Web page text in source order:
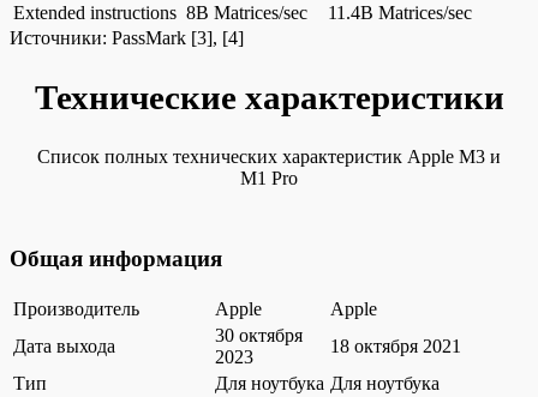
Extended instructions 8B Matrices/sec
11.4B Matrices/sec
Источники: PassMark [3], [4]
Технические характеристики
Список полных технических характеристик Apple M3 и
M1 Pro
Общая информация
Производитель Apple
Apple
Дата выхода
30 октября
2023
18 октября 2021
Тип
Для ноутбука Для ноутбука